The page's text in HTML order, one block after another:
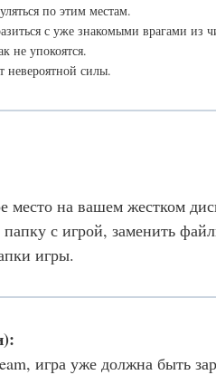
по этим местам.
с уже знакомыми врагами из
не упокоятся.
силы.
место на вашем жестком
с игрой, заменить
игры.
игра уже должна быть